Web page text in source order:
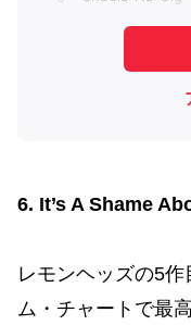
6. It’s A Shame
レモンヘッズの5
ム・チャートで最